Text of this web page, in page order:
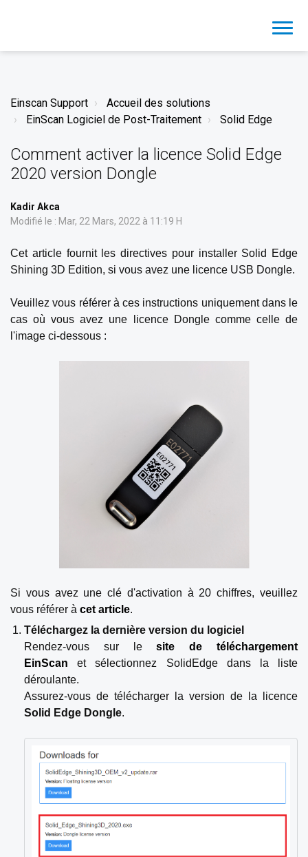
Einscan Support
Accueil des solutions
EinScan Logiciel de Post-Traitement
Solid Edge
Comment activer la licence Solid Edge
2020 version Dongle
Kadir Akca
Modifié le : Mar, 22 Mars, 2022 à 11:19 H
Cet article fournit les directives pour installer Solid Edge
Shining 3D Edition, si vous avez une licence USB Dongle.
Veuillez vous référer à ces instructions uniquement dans le
cas où vous avez une licence Dongle comme celle de
l'image ci-dessous :
Si vous avez une clé d'activation à 20 chiffres, veuillez
vous référer à cet article.
Téléchargez la dernière version du logiciel
Rendez-vous sur lesite de téléchargement
EinScan et sélectionnez SolidEdge dans la liste
déroulante.
Assurez-vous de télécharger la version de la licence
Solid Edge Dongle.